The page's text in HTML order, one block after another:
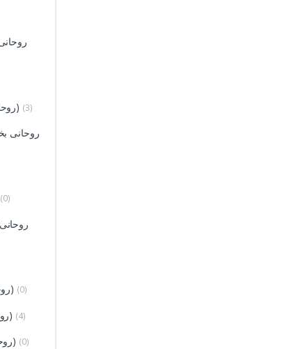
Ruhani Bakhoor (روحانی بخور) (3)
(0)
Ruhani Challah (روحانی چھلہ) (0)
Ruhani Cheeni (روحانی چینی) (4)
Ruhani Chiragh (روحانی چراغ) (0)